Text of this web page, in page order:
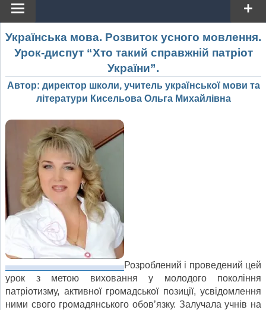
Українська мова. Розвиток усного мовлення.
Урок-диспут “Хто такий справжній патріот
України”.
Автор: директор школи, учитель української мови та
літератури Кисельова Ольга Михайлівна
Розроблений і проведений цей
урок з метою виховання у молодого покоління
патріотизму, активної громадської позиції, усвідомлення
ними свого громадянського обов’язку. Залучала учнів на